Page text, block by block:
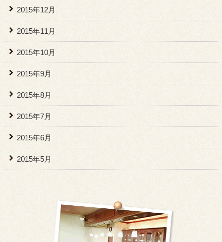
2015年12月
2015年11月
2015年10月
2015年9月
2015年8月
2015年7月
2015年6月
2015年5月